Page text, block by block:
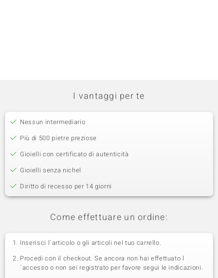
I vantaggi per te
Nessun intermediario
Più di 500 pietre preziose
Gioielli con certificato di autenticità
Gioielli senza nichel
Diritto di recesso per 14 giorni
Come effettuare un ordine:
Inserisci l´articolo o gli articoli nel tuo carrello.
Procedi con il checkout. Se ancora non hai effettuato l
´accesso o non sei registrato per favore segui le indicazioni.